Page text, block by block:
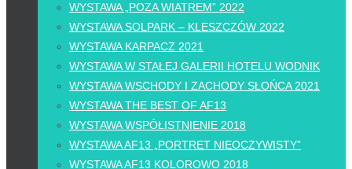
WYSTAWA „POZA WIATREM” 2022
WYSTAWA SOLPARK – KLESZCZÓW 2022
WYSTAWA KARPACZ 2021
WYSTAWA W STAŁEJ GALERII HOTELU WODNIK
WYSTAWA WSCHODY I ZACHODY SŁOŃCA 2021
WYSTAWA THE BEST OF AF13
WYSTAWA WSPÓŁISTNIENIE 2018
WYSTAWA AF13 „PORTRET NIEOCZYWISTY”
WYSTAWA AF13 KOLOROWO 2018